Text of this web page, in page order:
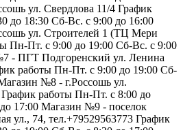
ул. Свердлова 11/4 График
до 18:30 Сб-Вс. с 9:00 до 16:00
ул. Строителей 1 (ТЦ Мери
Пн-Пт. с 9:00 до 19:00 Сб-Вс. с 9:00
- ПГТ Подгоренский ул. Ленина
работы Пн-Пт. с 9:00 до 19:00 Сб-
№8 - г.Россошь ул.
работы Пн-Пт. с 8:00 до
17:00 Магазин №9 - поселок
ул., 74, тел.+79529563773 График